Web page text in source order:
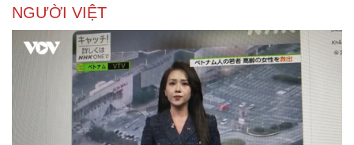
Doanh nghiệp
Thông tin doanh nghiệp
Doanh nghiệp 24h
Doanh nhân
Vì cộng đồng
Sành điệu
Tin Công nghệ
Trải nghiệm
Chuyển đổi số
NGƯỜI VIỆT